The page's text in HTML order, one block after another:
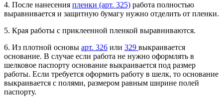
4. После нанесения пленки (арт. 325) работа полностью
выравнивается и защитную бумагу нужно отделить от пленки.
5. Края работы с приклеенной пленкой выравниваются.
6. Из плотной основы арт. 326 или 329 выкраивается
основание. В случае если работа не нужно оформлять в
шелковое паспорту основание выкраивается под размер
работы. Если требуется оформить работу в шелк, то основание
выкраивается с полями, размером равным ширине полей
паспорту.